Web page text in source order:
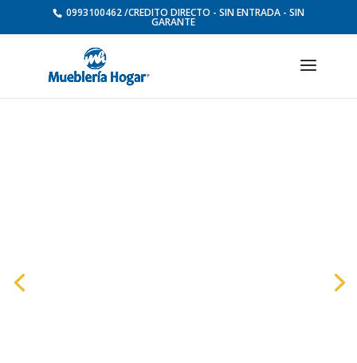
0993100462 /CREDITO DIRECTO - SIN ENTRADA - SIN
GARANTE